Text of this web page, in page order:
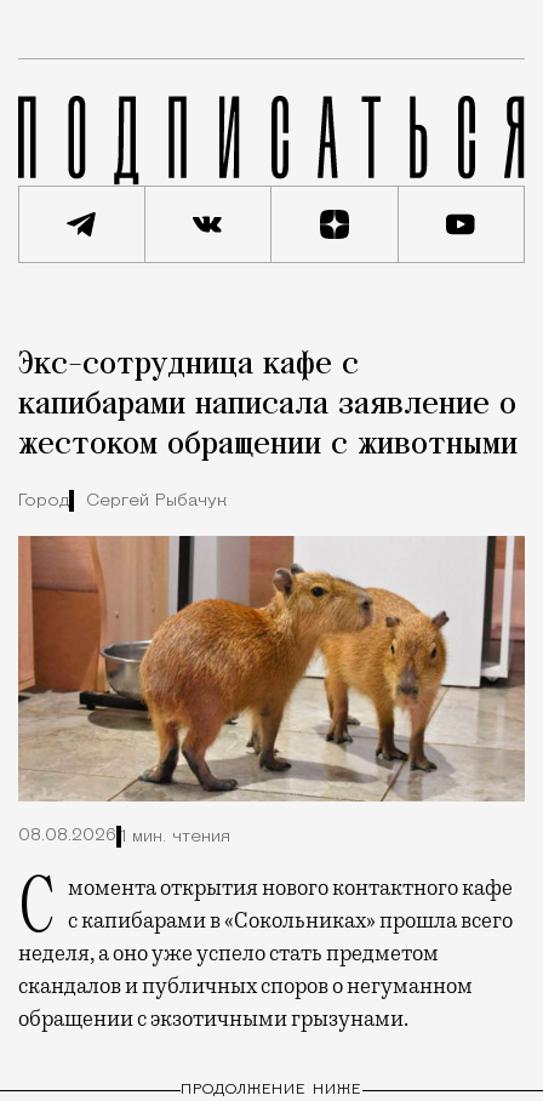
Город
Экс-сотрудница кафе с
капибарами написала заявление о
жестоком обращении с животными
Город Сергей Рыбачук
08.08.2026 1 мин. чтения
С момента открытия нового контактного кафе с капибарами в «Сокольниках» прошла всего
неделя, а оно уже успело стать предметом
скандалов и публичных споров о негуманном
обращении с экзотичными грызунами.
ПРОДОЛЖЕНИЕ НИЖЕ